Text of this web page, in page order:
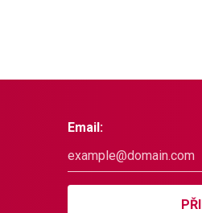
Email: